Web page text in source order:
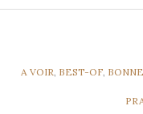
CATEGORIES
A VOIR, BEST-OF,